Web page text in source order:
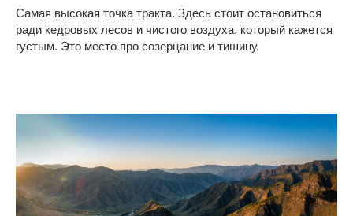
Самая высокая точка тракта. Здесь стоит остановиться
ради кедровых лесов и чистого воздуха, который кажется
густым. Это место про созерцание и тишину.